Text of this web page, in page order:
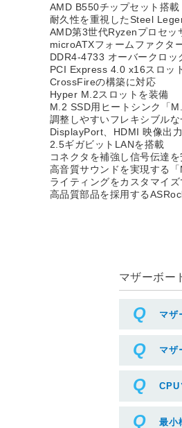
AMD B550チップセット搭載
耐久性を重視したSteel
AMD第3世代Ryzenプロセッ
microATXフォームファクタ
DDR4-4733 オーバークロッ
PCI Express 4.0 x16スロッ
CrossFireの構築に対応
Hyper M.2スロットを装備
M.2 SSD用ヒートシンク「
調整しやすいフレキシブル
DisplayPort、HDMI 映像出
2.5ギガビットLANを搭載
コネクタを補強し信号伝達
高音質サウンドを実現する「
ライティングをカスタマイ
高品質部品を採用する
マザーボー
マザ
マザ
CPU
最小